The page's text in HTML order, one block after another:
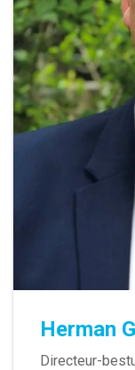
Herman
Directeur-